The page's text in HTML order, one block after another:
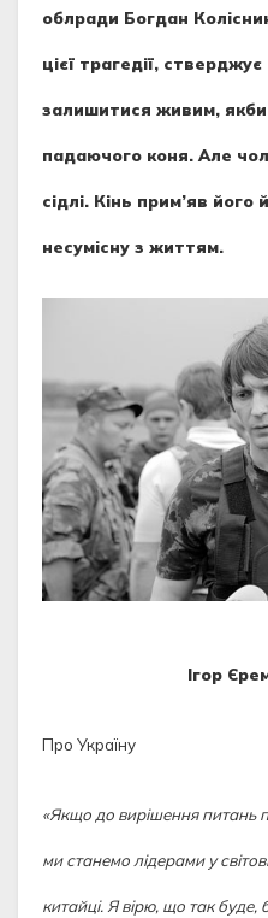
облради Богдан
цієї трагедії,
залишитися живим, якби
падаючого коня. Але
сідлі. Кінь прим’яв його
несумісну з життям.
Ігор
Про Україну
«Якщо до вирішення питань
ми станемо лідерами у
китайці. Я вірю, що так буде,